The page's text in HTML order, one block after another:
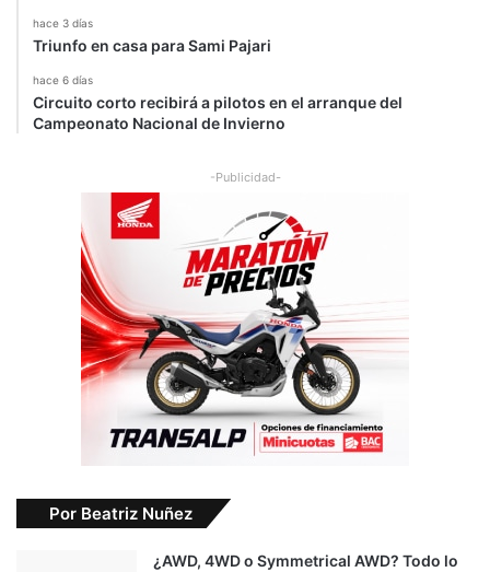
hace 3 días
Triunfo en casa para Sami Pajari
hace 6 días
Circuito corto recibirá a pilotos en el arranque del
Campeonato Nacional de Invierno
-Publicidad-
Por Beatriz Nuñez
¿AWD, 4WD o Symmetrical AWD? Todo lo